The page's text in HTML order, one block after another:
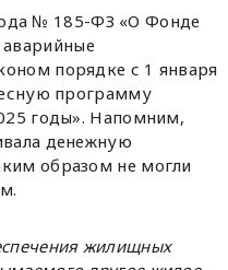
№ 185-ФЗ «О Фонде
порядке с 1 января
программу
годы». Напомним,
денежную
образом не могли
жилищных